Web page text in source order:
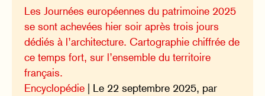
Les Journées européennes du patrimoine 2025
se sont achevées hier soir après trois jours
dédiés à l’architecture. Cartographie chiffrée de
ce temps fort, sur l’ensemble du territoire
français.
Encyclopédie | Le 22 septembre 2025, par